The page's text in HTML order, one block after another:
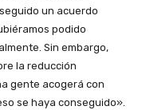
un acuerdo
podido
Sin embargo,
la reducción
gente acogerá con
se haya conseguido».